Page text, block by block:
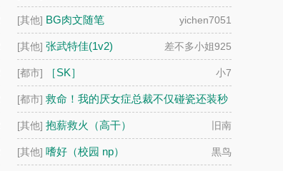
[其他] BG肉文随笔 yichen7051
[其他] 张武特佳(1v2) 差不多小姐925
[都市] ［SK］ 小7
[都市] 救命！我的厌女症总裁不仅碰瓷还装秒
(调教高H 1v1)
连山会
[其他] 抱薪救火（高干） 旧南
[其他] 嗜好（校园 np） 黒鸟